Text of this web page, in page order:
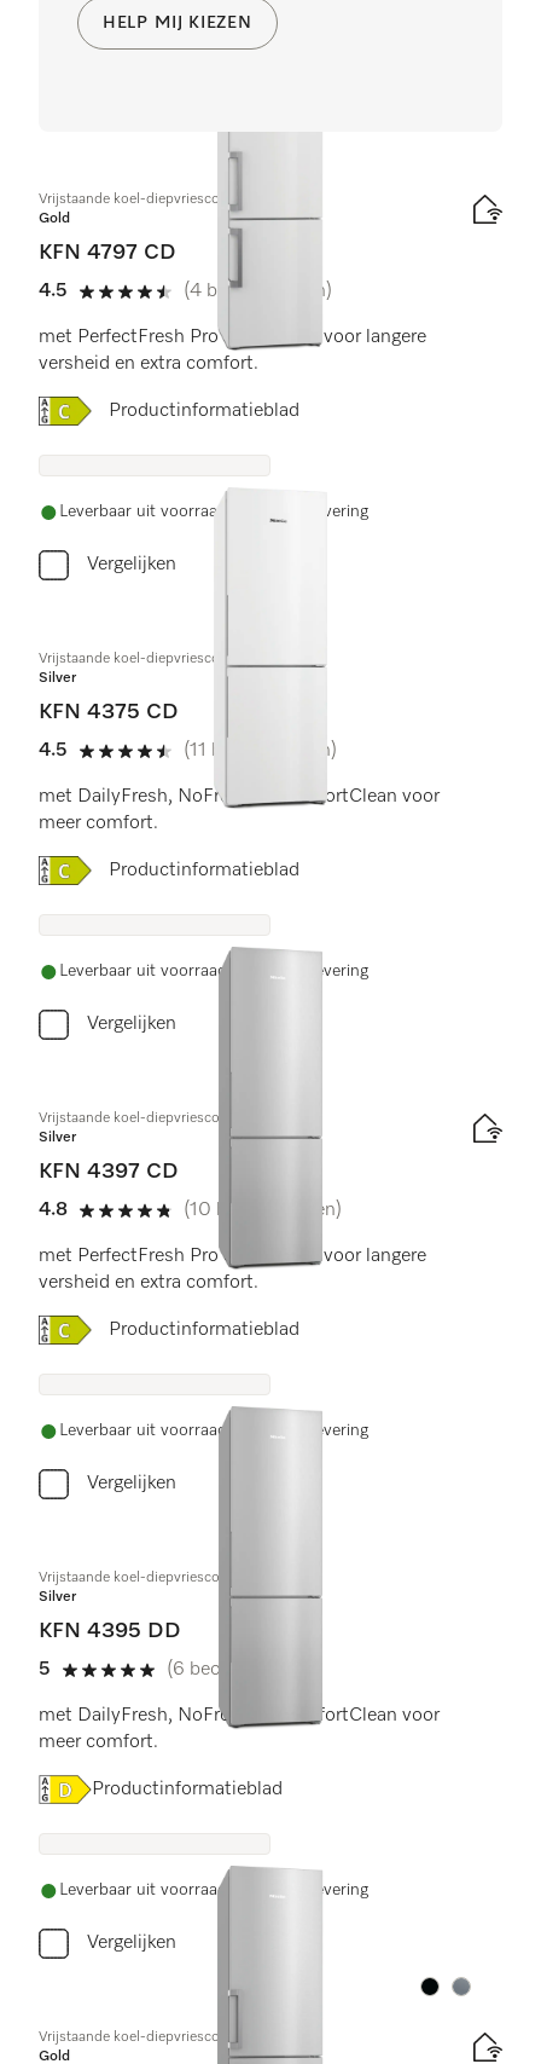
Vrijstaande koel-diepvriescombinatie
Gold
KFN 4797 CD
4.5
4.5 sterren op 5
(4 beoordelingen)
met PerfectFresh Pro en NoFrost voor langere
versheid en extra comfort.
Online Label Flag, Energielabel
Productinformatieblad
Leverbaar uit voorraad met gratis levering
Vergelijken
Vrijstaande koel-diepvriescombinatie
Silver
KFN 4375 CD
4.5
4.5 sterren op 5
(11 beoordelingen)
met DailyFresh, NoFrost en ComfortClean voor
meer comfort.
Online Label Flag, Energielabel
Productinformatieblad
Leverbaar uit voorraad met gratis levering
Vergelijken
Vrijstaande koel-diepvriescombinatie
Silver
KFN 4397 CD
4.8
4.8 sterren op 5
(10 beoordelingen)
met PerfectFresh Pro en NoFrost voor langere
versheid en extra comfort.
Online Label Flag, Energielabel
Productinformatieblad
Leverbaar uit voorraad met gratis levering
Vergelijken
Vrijstaande koel-diepvriescombinatie
Silver
KFN 4395 DD
5
5 sterren op 5
(6 beoordelingen)
met DailyFresh, NoFrost en ComfortClean voor
meer comfort.
Online Label Flag, Energielabel
Productinformatieblad
Leverbaar uit voorraad met gratis levering
Vergelijken
Kleur:Kleur:
Vrijstaande koel-diepvriescombinatie
Gold
HELP MIJ KIEZEN